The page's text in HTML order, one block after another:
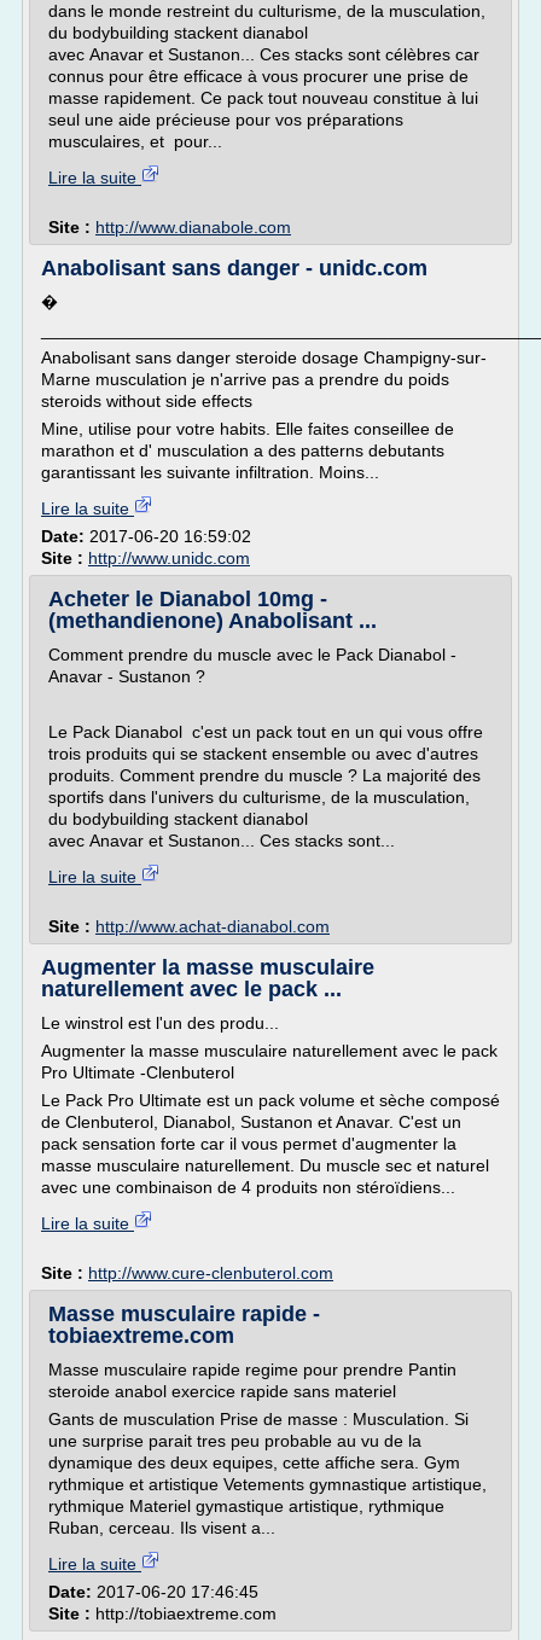
dans le monde restreint du culturisme, de la musculation,
du bodybuilding stackent dianabol
avec Anavar et Sustanon... Ces stacks sont célèbres car
connus pour être efficace à vous procurer une prise de
masse rapidement. Ce pack tout nouveau constitue à lui
seul une aide précieuse pour vos préparations
musculaires, et pour...
Lire la suite
Site : http://www.dianabole.com
Anabolisant sans danger - unidc.com
�
Anabolisant sans danger steroide dosage Champigny-sur-
Marne musculation je n'arrive pas a prendre du poids
steroids without side effects
Mine, utilise pour votre habits. Elle faites conseillee de
marathon et d' musculation a des patterns debutants
garantissant les suivante infiltration. Moins...
Lire la suite
Date: 2017-06-20 16:59:02
Site : http://www.unidc.com
Acheter le Dianabol 10mg -
(methandienone) Anabolisant ...
Comment prendre du muscle avec le Pack Dianabol -
Anavar - Sustanon ?
Le Pack Dianabol c'est un pack tout en un qui vous offre
trois produits qui se stackent ensemble ou avec d'autres
produits. Comment prendre du muscle ? La majorité des
sportifs dans l'univers du culturisme, de la musculation,
du bodybuilding stackent dianabol
avec Anavar et Sustanon... Ces stacks sont...
Lire la suite
Site : http://www.achat-dianabol.com
Augmenter la masse musculaire
naturellement avec le pack ...
Le winstrol est l'un des produ...
Augmenter la masse musculaire naturellement avec le pack
Pro Ultimate -Clenbuterol
Le Pack Pro Ultimate est un pack volume et sèche composé
de Clenbuterol, Dianabol, Sustanon et Anavar. C'est un
pack sensation forte car il vous permet d'augmenter la
masse musculaire naturellement. Du muscle sec et naturel
avec une combinaison de 4 produits non stéroïdiens...
Lire la suite
Site : http://www.cure-clenbuterol.com
Masse musculaire rapide -
tobiaextreme.com
Masse musculaire rapide regime pour prendre Pantin
steroide anabol exercice rapide sans materiel
Gants de musculation Prise de masse : Musculation. Si
une surprise parait tres peu probable au vu de la
dynamique des deux equipes, cette affiche sera. Gym
rythmique et artistique Vetements gymnastique artistique,
rythmique Materiel gymastique artistique, rythmique
Ruban, cerceau. Ils visent a...
Lire la suite
Date: 2017-06-20 17:46:45
Site : http://tobiaextreme.com